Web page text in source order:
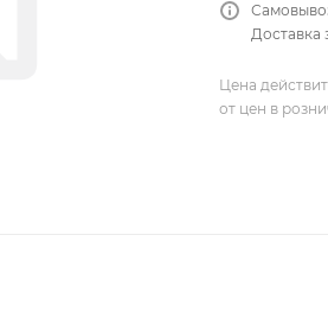
Доставка
Цена
от цен в